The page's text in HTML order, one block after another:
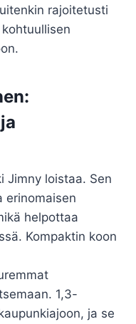
rajoitetusti
Jimny loistaa. Sen
erinomaisen
helpottaa
Kompaktin koon
1,3-
ja se